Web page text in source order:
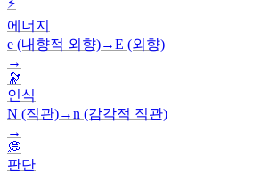
에너지
e (내향적 외향)→E (외향)
→
🔭
인식
N (직관)→n (감각적 직관)
→
💭
판단